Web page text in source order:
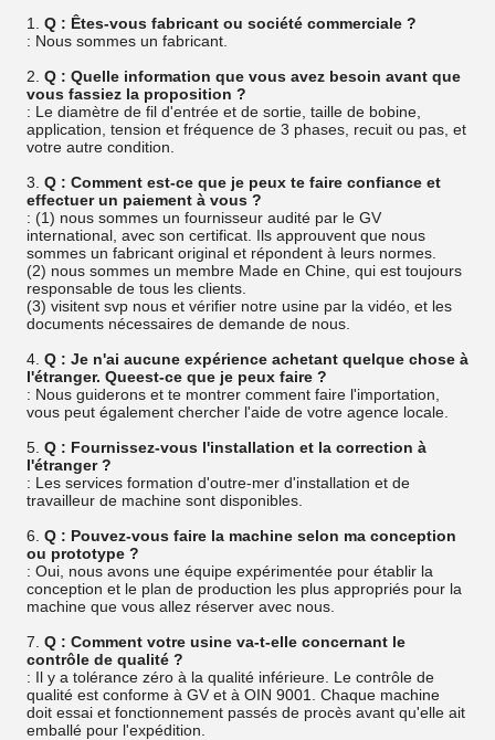
1. Q : Êtes-vous fabricant ou société commerciale ?
: Nous sommes un fabricant.
2. Q : Quelle information que vous avez besoin avant que
vous fassiez la proposition ?
: Le diamètre de fil d'entrée et de sortie, taille de bobine,
application, tension et fréquence de 3 phases, recuit ou pas, et
votre autre condition.
3. Q : Comment est-ce que je peux te faire confiance et
effectuer un paiement à vous ?
: (1) nous sommes un fournisseur audité par le GV
international, avec son certificat. Ils approuvent que nous
sommes un fabricant original et répondent à leurs normes.
(2) nous sommes un membre Made en Chine, qui est toujours
responsable de tous les clients.
(3) visitent svp nous et vérifier notre usine par la vidéo, et les
documents nécessaires de demande de nous.
4. Q : Je n'ai aucune expérience achetant quelque chose à
l'étranger. Queest-ce que je peux faire ?
: Nous guiderons et te montrer comment faire l'importation,
vous peut également chercher l'aide de votre agence locale.
5. Q : Fournissez-vous l'installation et la correction à
l'étranger ?
: Les services formation d'outre-mer d'installation et de
travailleur de machine sont disponibles.
6. Q : Pouvez-vous faire la machine selon ma conception
ou prototype ?
: Oui, nous avons une équipe expérimentée pour établir la
conception et le plan de production les plus appropriés pour la
machine que vous allez réserver avec nous.
7. Q : Comment votre usine va-t-elle concernant le
contrôle de qualité ?
: Il y a tolérance zéro à la qualité inférieure. Le contrôle de
qualité est conforme à GV et à OIN 9001. Chaque machine
doit essai et fonctionnement passés de procès avant qu'elle ait
emballé pour l'expédition.